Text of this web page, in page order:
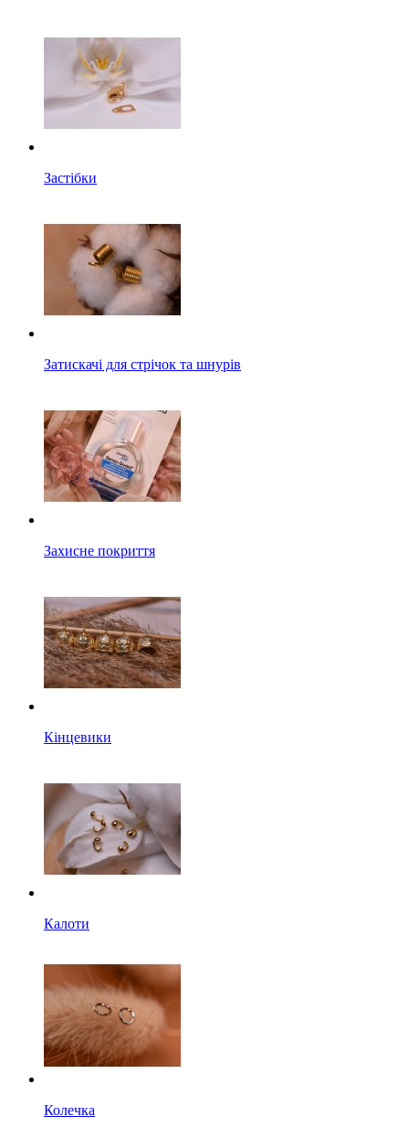
Застібки
Затискачі для стрічок та шнурів
Захисне покриття
Кінцевики
Калоти
Колечка